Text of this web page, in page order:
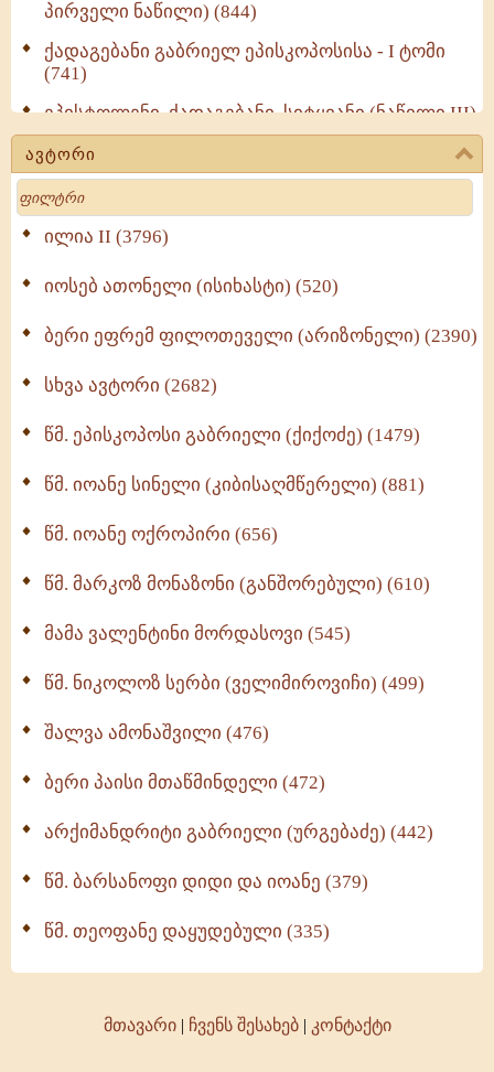
პირველი ნაწილი) (844)
ქადაგებანი გაბრიელ ეპისკოპოსისა - I ტომი
(741)
ეპისტოლენი, ქადაგებანი, სიტყვანი (ნაწილი III)
(723)
მოძღვრის ძალზე სასარგებლო რჩევები
მრევლისათვის (545)
Wisdomge (514)
ქადაგებანი გაბრიელ ეპისკოპოსისა - II ტომი
სულიერი ცხოვრების სახელმძღვანელო -
ნაწილი II (369)
ავტორი
Search
ილია II (3796)
იოსებ ათონელი (ისიხასტი) (520)
ბერი ეფრემ ფილოთეველი (არიზონელი) (2390)
სხვა ავტორი (2682)
წმ. ეპისკოპოსი გაბრიელი (ქიქოძე) (1479)
წმ. იოანე სინელი (კიბისაღმწერელი) (881)
წმ. იოანე ოქროპირი (656)
წმ. მარკოზ მონაზონი (განშორებული) (610)
მამა ვალენტინი მორდასოვი (545)
წმ. ნიკოლოზ სერბი (ველიმიროვიჩი) (499)
შალვა ამონაშვილი (476)
ბერი პაისი მთაწმინდელი (472)
არქიმანდრიტი გაბრიელი (ურგებაძე) (442)
წმ. ბარსანოფი დიდი და იოანე (379)
წმ. თეოფანე დაყუდებული (335)
მთავარი| ჩვენს შესახებ| კონტაქტი